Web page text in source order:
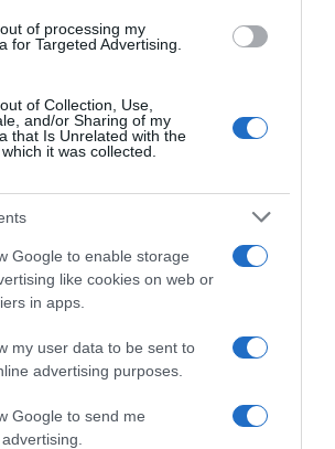
of processing my
for Targeted Advertising.
of Collection, Use,
and/or Sharing of my
that Is Unrelated with the
it was collected.
Google to enable storage
like cookies on web or
in apps.
my user data to be sent to
advertising purposes.
Google to send meη χώρα για
40άρια κι άνεμοι